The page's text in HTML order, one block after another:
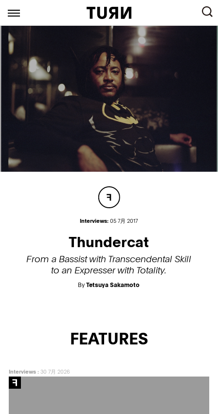
Interviews: 05 7月 2017
Thundercat
From a Bassist with Transcendental Skill
to an Expresser with Totality.
ByTetsuya Sakamoto
FEATURES
Interviews:30 7月 2026